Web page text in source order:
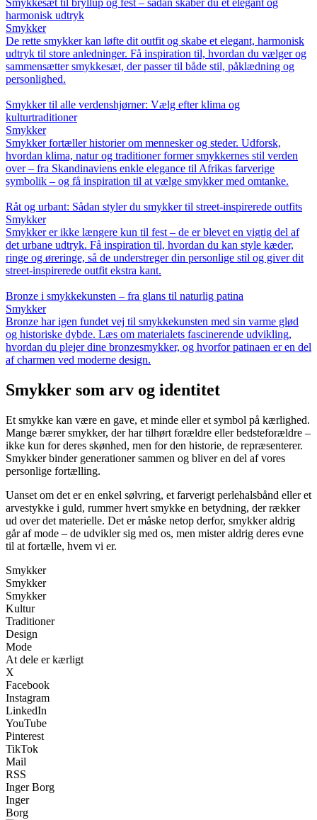
Smykkesæt til bryllup og fest – sådan skaber du et elegant og
harmonisk udtryk
Smykker
De rette smykker kan løfte dit outfit og skabe et elegant, harmonisk
udtryk til store anledninger. Få inspiration til, hvordan du vælger og
sammensætter smykkesæt, der passer til både stil, påklædning og
personlighed.
Smykker til alle verdenshjørner: Vælg efter klima og
kulturtraditioner
Smykker
Smykker fortæller historier om mennesker og steder. Udforsk,
hvordan klima, natur og traditioner former smykkernes stil verden
over – fra Skandinaviens enkle elegance til Afrikas farverige
symbolik – og få inspiration til at vælge smykker med omtanke.
Råt og urbant: Sådan styler du smykker til street-inspirerede outfits
Smykker
Smykker er ikke længere kun til fest – de er blevet en vigtig del af
det urbane udtryk. Få inspiration til, hvordan du kan style kæder,
ringe og øreringe, så de understreger din personlige stil og giver dit
street-inspirerede outfit ekstra kant.
Bronze i smykkekunsten – fra glans til naturlig patina
Smykker
Bronze har igen fundet vej til smykkekunsten med sin varme glød
og historiske dybde. Læs om materialets fascinerende udvikling,
hvordan du plejer dine bronzesmykker, og hvorfor patinaen er en del
af charmen ved moderne design.
Smykker som arv og identitet
Et smykke kan være en gave, et minde eller et symbol på kærlighed.
Mange bærer smykker, der har tilhørt forældre eller bedsteforældre –
ikke kun for deres skønhed, men for den historie, de repræsenterer.
Smykker binder generationer sammen og bliver en del af vores
personlige fortælling.
Uanset om det er en enkel sølvring, et farverigt perlehalsbånd eller et
arvestykke i guld, rummer hvert smykke en betydning, der rækker
ud over det materielle. Det er måske netop derfor, smykker aldrig
går af mode – de udvikler sig med os, men mister aldrig deres evne
til at fortælle, hvem vi er.
Smykker
Smykker
Smykker
Kultur
Traditioner
Design
Mode
At dele er kærligt
X
Facebook
Instagram
LinkedIn
YouTube
Pinterest
TikTok
Mail
RSS
Inger Borg
Inger
Borg